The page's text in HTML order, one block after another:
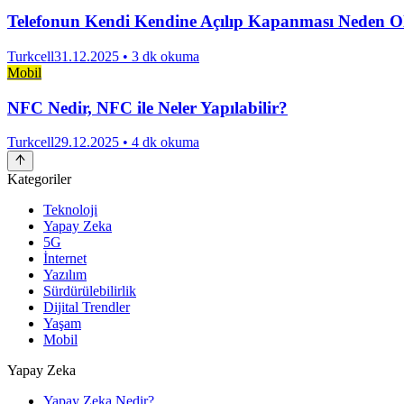
Telefonun Kendi Kendine Açılıp Kapanması Neden
Turkcell31.12.2025 • 3 dk okuma
Mobil
NFC Nedir, NFC ile Neler Yapılabilir?
Turkcell29.12.2025 • 4 dk okuma
Kategoriler
Teknoloji
Yapay Zeka
5G
İnternet
Yazılım
Sürdürülebilirlik
Dijital Trendler
Yaşam
Mobil
Yapay Zeka
Yapay Zeka Nedir?